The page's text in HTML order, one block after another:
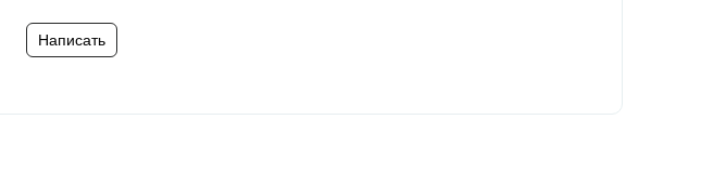
Написать